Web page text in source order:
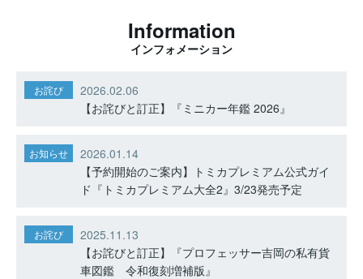
Information
インフォメーション
お詫び
2026.02.06
【お詫びと訂正】『ミニカー年鑑 2026』
お知らせ
2026.01.14
【予約開始のご案内】トミカプレミアム公式ガイ
ド『トミカプレミアム大全2』3/23発売予定
お詫び
2025.11.13
【お詫びと訂正】『プロフェッサー吉岡の私有貨
車図鑑 令和復刻増補版』